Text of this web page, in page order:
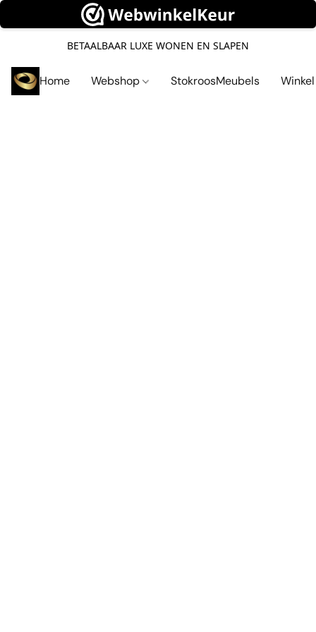
BETAALBAAR LUXE WONEN EN SLAPEN
Home Webshop StokroosMeubels